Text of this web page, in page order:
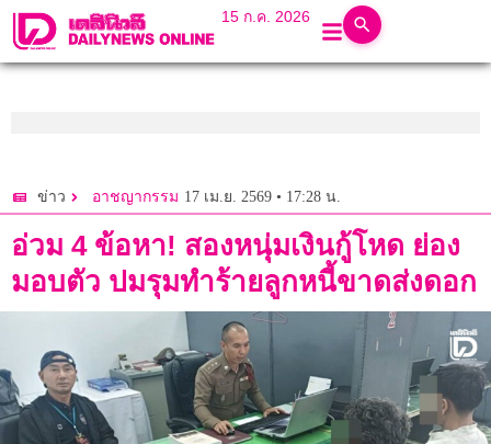
15 ก.ค. 2026
ข่าว อาชญากรรม 17 เม.ย. 2569 • 17:28 น.
อ่วม 4 ข้อหา! สองหนุ่มเงินกู้โหด ย่อง
มอบตัว ปมรุมทำร้ายลูกหนี้ขาดส่งดอก